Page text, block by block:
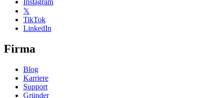
𝕏
TikTok
LinkedIn
Firma
Blog
Karriere
Support
Gründer